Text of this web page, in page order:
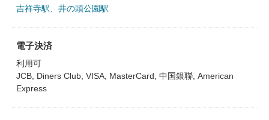
吉祥寺駅 井の頭公園駅
電子決済
利用可
JCB, Diners Club, VISA, MasterCard, 中国銀聯, American
Express